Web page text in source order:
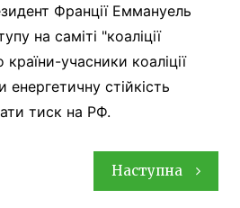
Франції Еммануель
на саміті "коаліції
учасники коаліції
стійкість
тиск на РФ.
Наступна